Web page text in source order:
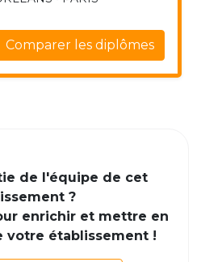
Comparer les diplômes
de l'équipe de cet
?
enrichir et mettre en
votre établissement !